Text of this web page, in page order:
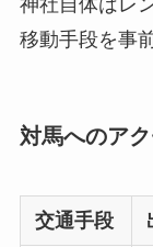
神社自体はレ
移動手段を事
対馬へのア
交通手段